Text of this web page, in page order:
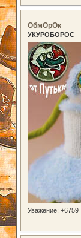
ОбмОрОк
УКУРОБОРОС
Уважение: +6759